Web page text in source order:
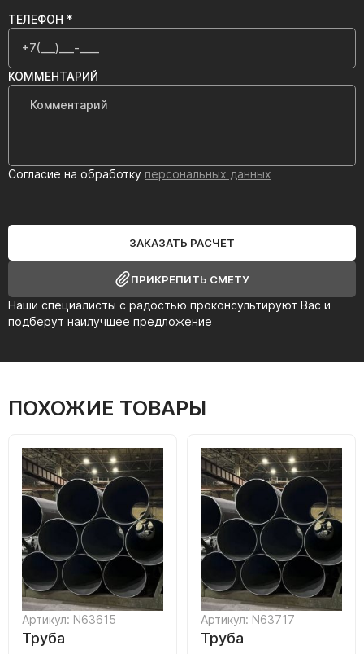
Наши специалисты с радостью проконсультируют Вас и
подберут наилучшее предложение
ТЕЛЕФОН *
КОММЕНТАРИЙ
Согласие на обработку персональных данных
ЗАКАЗАТЬ РАСЧЕТ
ПРИКРЕПИТЬ СМЕТУ
ПОХОЖИЕ ТОВАРЫ
Артикул: N63615
Труба
Артикул: N63717
Труба